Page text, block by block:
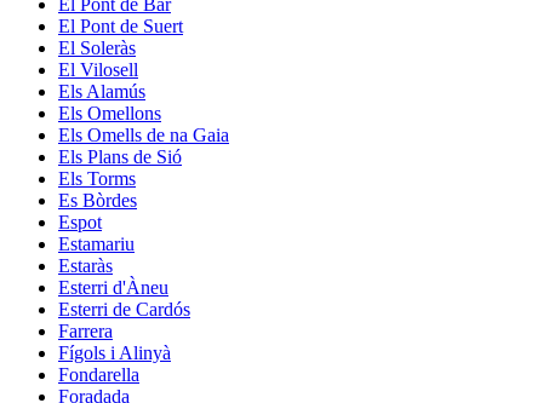
El Pont de Suert
El Soleràs
El Vilosell
Els Alamús
Els Omellons
Els Omells de na Gaia
Els Plans de Sió
Els Torms
Es Bòrdes
Espot
Estamariu
Estaràs
Esterri d'Àneu
Esterri de Cardós
Farrera
Fígols i Alinyà
Fondarella
Foradada